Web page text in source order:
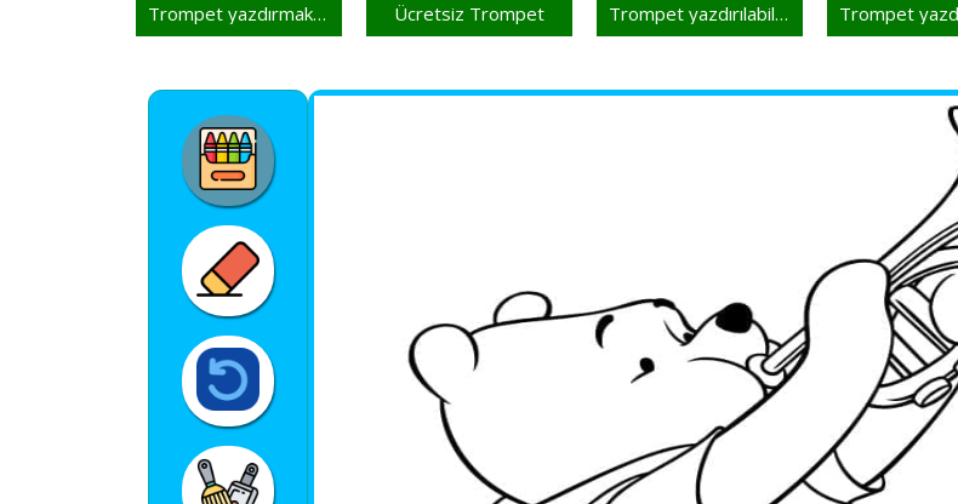
Trompet yazdırmak için Ücretsiz Trompet Trompet yazdırılabilir görsel